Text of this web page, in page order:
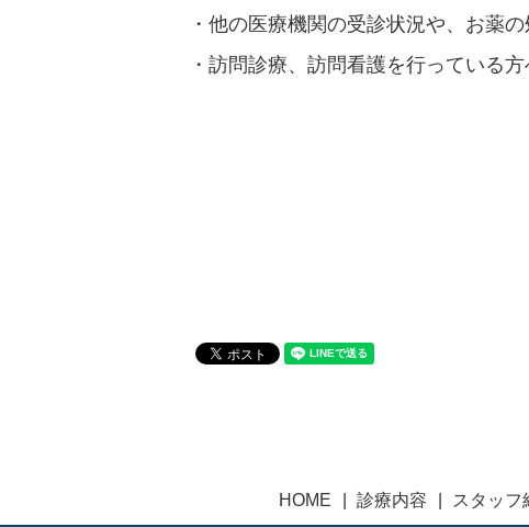
・他の医療機関の受診状況や、お薬
・訪問診療、訪問看護を行っている
HOME 診療内容 スタッフ